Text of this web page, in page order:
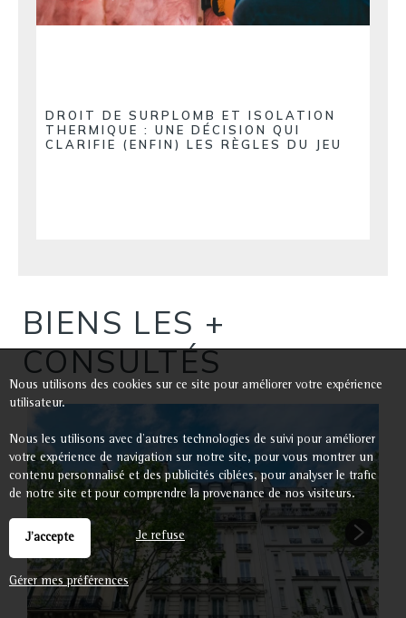
DROIT DE SURPLOMB ET ISOLATION
THERMIQUE : UNE DÉCISION QUI
CLARIFIE (ENFIN) LES RÈGLES DU JEU
BIENS LES +
CONSULTÉS
Nous utilisons des cookies sur ce site pour améliorer votre expérience
utilisateur.
Nous les utilisons avec d'autres technologies de suivi pour améliorer
votre expérience de navigation sur notre site, pour vous montrer un
contenu personnalisé et des publicités ciblées, pour analyser le trafic
de notre site et pour comprendre la provenance de nos visiteurs.
J'accepte Je refuse
Gérer mes préférences